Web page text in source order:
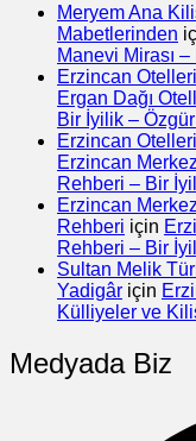
Meryem Ana
Mabetlerinden
Manevi Mirası
Erzincan
Ergan Dağı
Bir İyilik –
Erzincan
Erzincan
Rehberi – Bir
Erzincan
Rehberi için
Rehberi – Bir
Sultan Melik
Yadigâr için
Külliyeler ve
Medyada Biz